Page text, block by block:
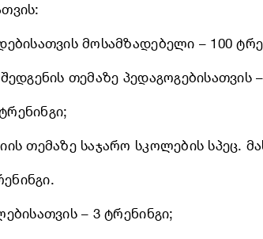
მოსამზადებელი – 100
თემაზე პედაგოგებისათვის
თემაზე საჯარო სკოლების სპეც.
– 3 ტრენინგი;